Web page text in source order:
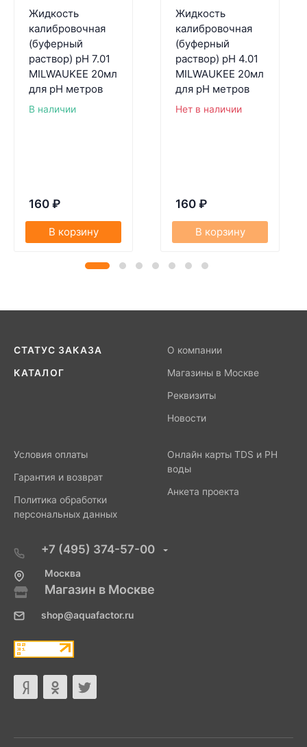
Жидкость
калибровочная
(буферный
раствор) pH 7.01
MILWAUKEE 20мл
для pH метров
В наличии
160 ₽
В корзину
Жидкость
калибровочная
(буферный
раствор) pH 4.01
MILWAUKEE 20мл
для pH метров
Нет в наличии
160 ₽
В корзину
СТАТУС ЗАКАЗА
КАТАЛОГ
О компании
Магазины в Москве
Реквизиты
Новости
Условия оплаты
Гарантия и возврат
Политика обработки
персональных данных
Онлайн карты TDS и PH
воды
Анкета проекта
+7 (495) 374-57-00
Москва
Магазин в Москве
shop@aquafactor.ru